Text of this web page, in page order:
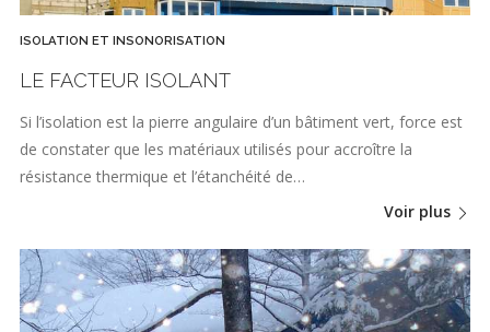
ISOLATION ET INSONORISATION
LE FACTEUR ISOLANT
Si l’isolation est la pierre angulaire d’un bâtiment vert, force est
de constater que les matériaux utilisés pour accroître la
résistance thermique et l’étanchéité de…
Voir plus